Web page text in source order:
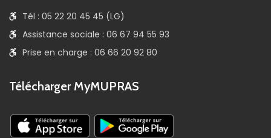
Tél : 05 22 20 45 45 (LG)
Assistance sociale : 06 67 94 55 93
Prise en charge : 06 66 20 92 80
Télécharger MyMUPRAS